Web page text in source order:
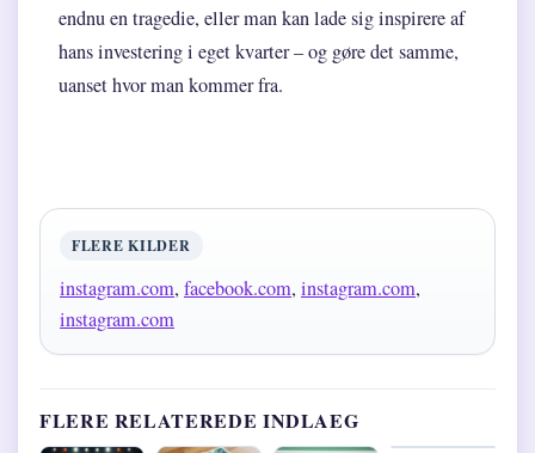
endnu en tragedie, eller man kan lade sig inspirere af
hans investering i eget kvarter – og gøre det samme,
uanset hvor man kommer fra.
FLERE KILDER
instagram.com, facebook.com, instagram.com,
instagram.com
FLERE RELATEREDE INDLAEG